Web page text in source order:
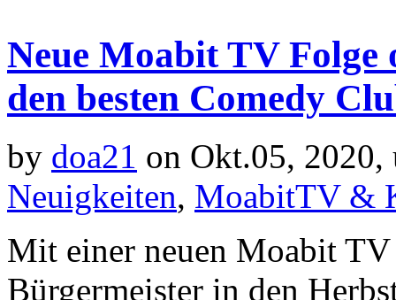
Neue Moabit TV
den besten Comedy
by doa21 on Okt.05,
Neuigkeiten, MoabitTV &
Mit einer neuen Moabit
Bürgermeister in den